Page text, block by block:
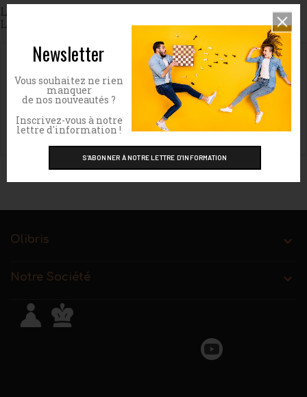
Liste des livres de l'auteur Steve Chandler & Rich
Litvin
Veuillez nous excuser pour le désagrément.
Effectuez une nouvelle recherche
Olibris 
Notre Société 
Newsletter
Vous souhaitez ne rien
manquer
de nos nouveautés ?
Inscrivez-vous à notre
lettre d'information !